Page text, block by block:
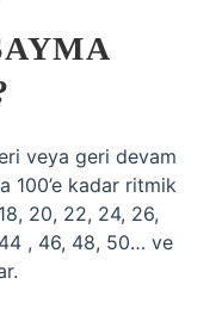
veya geri devam
100’e kadar ritmik
20, 22, 24, 26,
, 46, 48, 50… ve